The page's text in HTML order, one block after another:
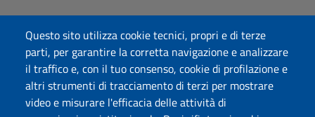
Questo sito utilizza cookie tecnici, propri e di terze
parti, per garantire la corretta navigazione e analizzare
il traffico e, con il tuo consenso, cookie di profilazione e
altri strumenti di tracciamento di terzi per mostrare
video e misurare l'efficacia delle attività di
Bandi
Dichiarazione di accessibilità
Posta elettronica @uniss.it
Protocollo